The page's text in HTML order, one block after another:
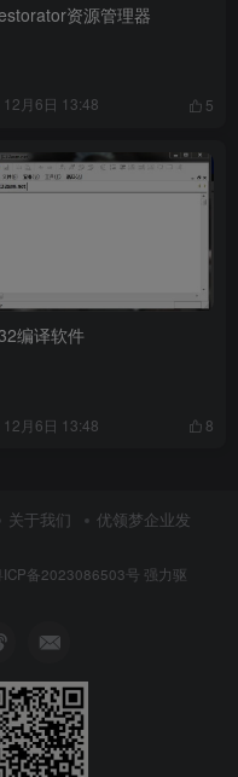
资源管理器
12月6日 13:48 5
编译软件
12月6日 13:48 8
关于我们
优领梦企业发
ICP备2023086503号 强力驱